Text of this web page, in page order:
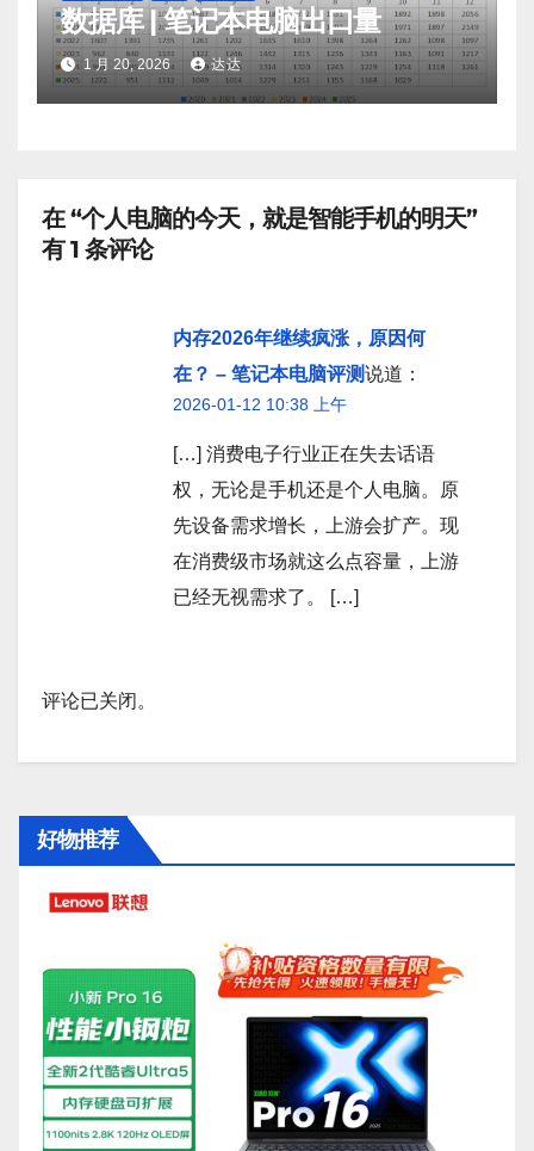
数据库 | 笔记本电脑出口量
1 月 20, 2026 达达
在 “个人电脑的今天，就是智能手机的明天”
有 1 条评论
内存2026年继续疯涨，原因何
在？ – 笔记本电脑评测说道：
2026-01-12 10:38 上午
[…] 消费电子行业正在失去话语
权，无论是手机还是个人电脑。原
先设备需求增长，上游会扩产。现
在消费级市场就这么点容量，上游
已经无视需求了。 […]
评论已关闭。
好物推荐